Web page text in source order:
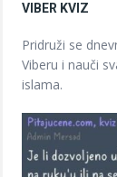
VIBER KVIZ
Pridruži se
Viberu i nauči
islama.